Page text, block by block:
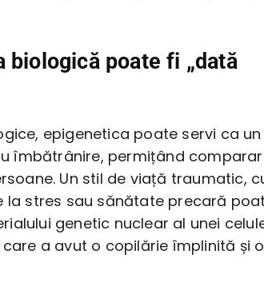
biologică poate fi „dată
epigenetica poate servi ca
îmbătrânire, permițând
Un stil de viață traumatic,
la stres sau sănătate precară
genetic nuclear al unei
a avut o copilărie împlinită și o